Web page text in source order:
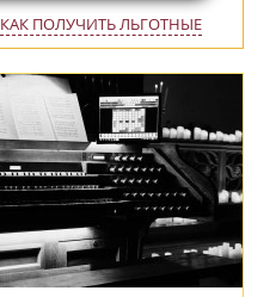
КАК ПОЛУЧИТЬ ЛЬГОТНЫЕ